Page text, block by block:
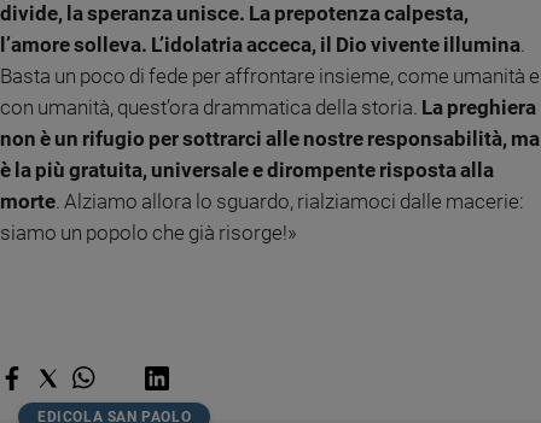
divide, la speranza unisce. La prepotenza calpesta,
l’amore solleva. L’idolatria acceca, il Dio vivente illumina.
Basta un poco di fede per affrontare insieme, come umanità e
con umanità, quest’ora drammatica della storia. La preghiera
non è un rifugio per sottrarci alle nostre responsabilità, ma
è la più gratuita, universale e dirompente risposta alla
morte. Alziamo allora lo sguardo, rialziamoci dalle macerie:
siamo un popolo che già risorge!»
EDICOLA SAN PAOLO